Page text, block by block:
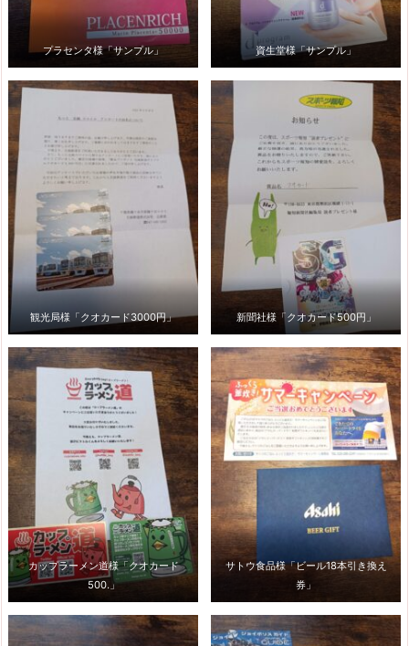
プラセンタ様「サンプル」 資生堂様「サンプル」
観光局様「クオカード3000円」 新聞社様「クオカード500円」
カップラーメン道様「クオカード
500.」
サトウ食品様「ビール18本引き換え
券」